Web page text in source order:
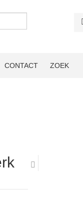
CONTACT ZOEK